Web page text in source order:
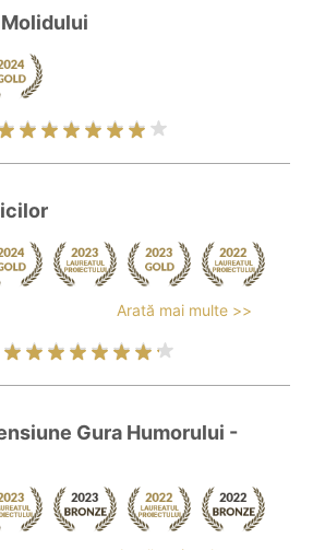
Arată mai multe >>
Gura Humorului -